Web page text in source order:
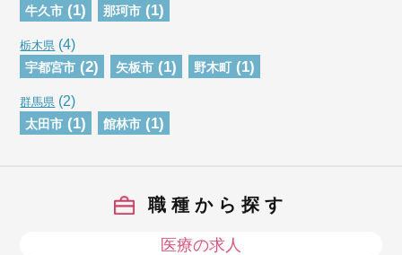
牛久市 (1) 那珂市 (1)
栃木県 (4)
宇都宮市 (2) 矢板市 (1) 野木町 (1)
群馬県 (2)
太田市 (1) 館林市 (1)
職種から探す
医療の求人